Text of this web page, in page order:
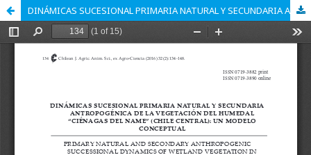
DINÁMICAS SUCESIONAL PRIMARIA NATURAL Y SECUNDARIA ANTROPOGÉNICA DE LA VEGETACIÓN DEL HUMEDAL “CIÉNAGAS DEL NAME” (CHILE CENTRAL): UN MODELO CONCEPTUAL